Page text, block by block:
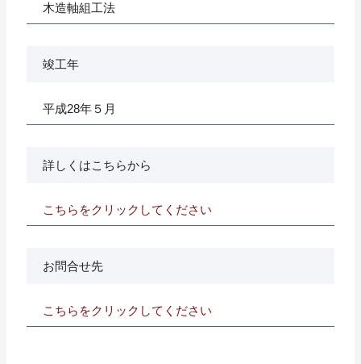
木造軸組工法
竣工年
平成28年５月
詳しくはこちらから
こちらをクリックしてください
お問合せ先
こちらをクリックしてください